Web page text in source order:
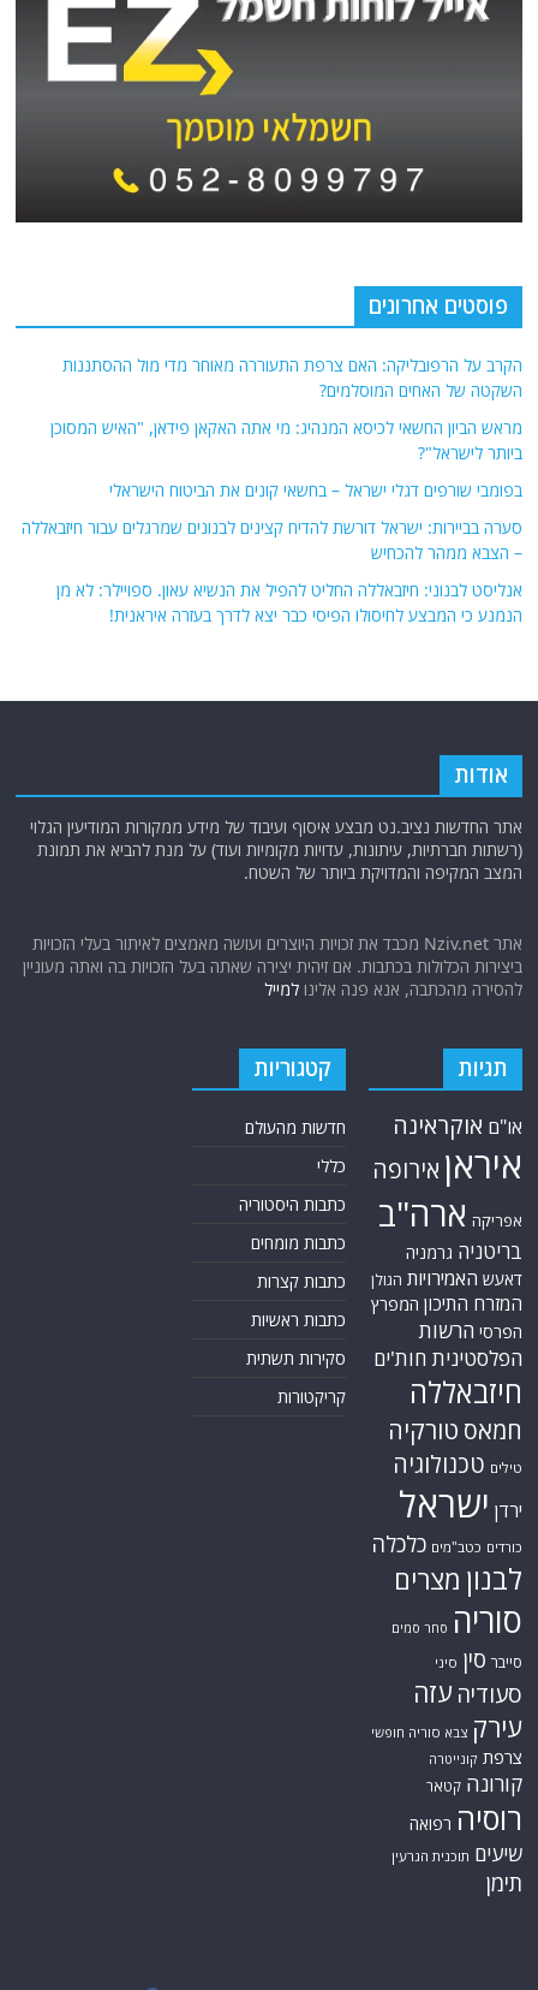
פוסטים אחרונים
הקרב על הרפובליקה: האם צרפת התעוררה מאוחר מדי מול ההסתננות
השקטה של האחים המוסלמים?
מראש הביון החשאי לכיסא המנהיג: מי אתה האקאן פידאן, "האיש המסוכן
ביותר לישראל"?
בפומבי שורפים דגלי ישראל – בחשאי קונים את הביטוח הישראלי
סערה בביירות: ישראל דורשת להדיח קצינים לבנונים שמרגלים עבור חיזבאללה
– הצבא ממהר להכחיש
אנליסט לבנוני: חיזבאללה החליט להפיל את הנשיא עאון. ספויילר: לא מן
הנמנע כי המבצע לחיסולו הפיסי כבר יצא לדרך בעזרה איראנית!
אודות
אתר החדשות נציב.נט מבצע איסוף ועיבוד של מידע ממקורות המודיעין הגלוי
(רשתות חברתיות, עיתונות, עדויות מקומיות ועוד) על מנת להביא את תמונת
המצב המקיפה והמדויקת ביותר של השטח.
אתר Nziv.net מכבד את זכויות היוצרים ועושה מאמצים לאיתור בעלי הזכויות
ביצירות הכלולות בכתבות. אם זיהית יצירה שאתה בעל הזכויות בה ואתה מעוניין
להסירה מהכתבה, אנא פנה אלינולמייל
תגיות
או"ם אוקראינה
איראן אירופה
אפריקה ארה"ב
בריטניה גרמניה
דאעש האמירויות הגולן
המזרח התיכון המפרץ
הפרסי הרשות
הפלסטינית חות'ים
חיזבאללה
חמאס טורקיה
טילים טכנולוגיה
ירדן ישראל
כורדים כטב"מים כלכלה
לבנון מצרים
סוריה סחר סמים
סייבר סין סיני
סעודיה עזה
עירק צבא סוריה חופשי
צרפת קונייטרה
קורונה קטאר
רוסיה רפואה
שיעים תוכנית הגרעין
תימן
קטגוריות
חדשות מהעולם
כללי
כתבות היסטוריה
כתבות מומחים
כתבות קצרות
כתבות ראשיות
סקירות תשתית
קריקטורות